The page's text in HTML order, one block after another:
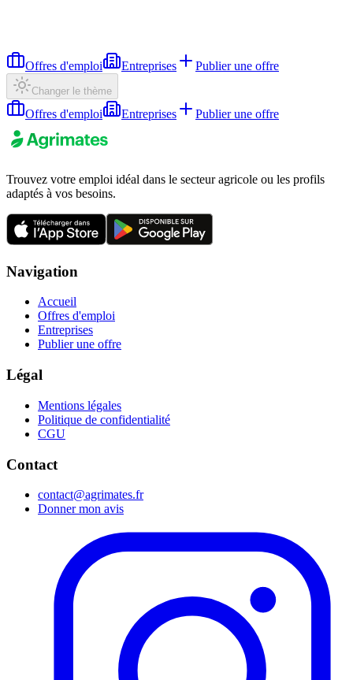
Offres d'emploi Entreprises Publier une offre
Changer le thème
Offres d'emploi Entreprises Publier une offre
Trouvez votre emploi idéal dans le secteur agricole ou les profils
adaptés à vos besoins.
Navigation
Accueil
Offres d'emploi
Entreprises
Publier une offre
Légal
Mentions légales
Politique de confidentialité
CGU
Contact
contact@agrimates.fr
Donner mon avis